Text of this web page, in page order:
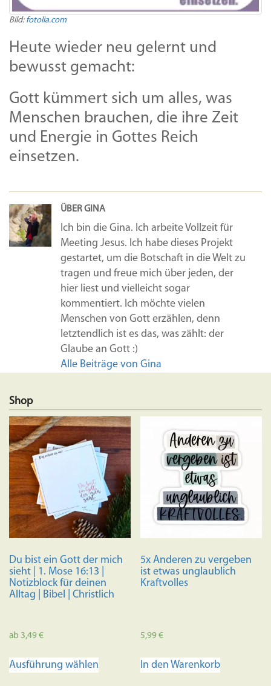
Bild: fotolia.com
Heute wieder neu gelernt und
bewusst gemacht:
Gott kümmert sich um alles, was
Menschen brauchen, die ihre Zeit
und Energie in Gottes Reich
einsetzen.
ÜBER GINA
Ich bin die Gina. Ich arbeite Vollzeit für
Meeting Jesus. Ich habe dieses Projekt
gestartet, um die Botschaft in die Welt zu
tragen und freue mich über jeden, der
hier liest und vielleicht sogar
kommentiert. Ich möchte vielen
Menschen von Gott erzählen, denn
letztendlich ist es das, was zählt: der
Glaube an Gott :)
Alle Beiträge von Gina
Shop
Du bist ein Gott der mich
sieht | 1. Mose 16:13 |
Notizblock für deinen
Alltag | Bibel | Christlich
ab 3,49€
Ausführung wählen
5x Anderen zu vergeben
ist etwas unglaublich
Kraftvolles
5,99€
In den Warenkorb